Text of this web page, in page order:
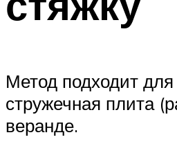
Метод подходит
стружечная плита
веранде.